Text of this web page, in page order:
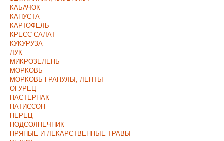
КАБАЧОК
КАПУСТА
КАРТОФЕЛЬ
КРЕСС-САЛАТ
КУКУРУЗА
ЛУК
МИКРОЗЕЛЕНЬ
МОРКОВЬ
МОРКОВЬ ГРАНУЛЫ, ЛЕНТЫ
ОГУРЕЦ
ПАСТЕРНАК
ПАТИССОН
ПЕРЕЦ
ПОДСОЛНЕЧНИК
ПРЯНЫЕ И ЛЕКАРСТВЕННЫЕ ТРАВЫ